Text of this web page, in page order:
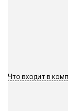
Что входит в